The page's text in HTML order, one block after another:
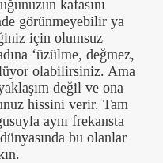
kafasını
görünmeyebilir ya
için olumsuz
‘üzülme, değmez,
olabilirsiniz. Ama
değil ve ona
hissini verir. Tam
aynı frekansta
bu olanlar